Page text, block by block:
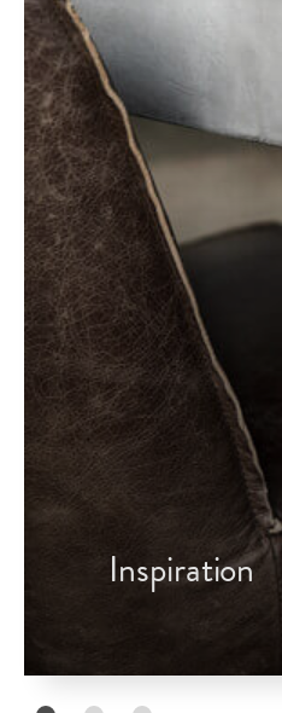
Inspiration